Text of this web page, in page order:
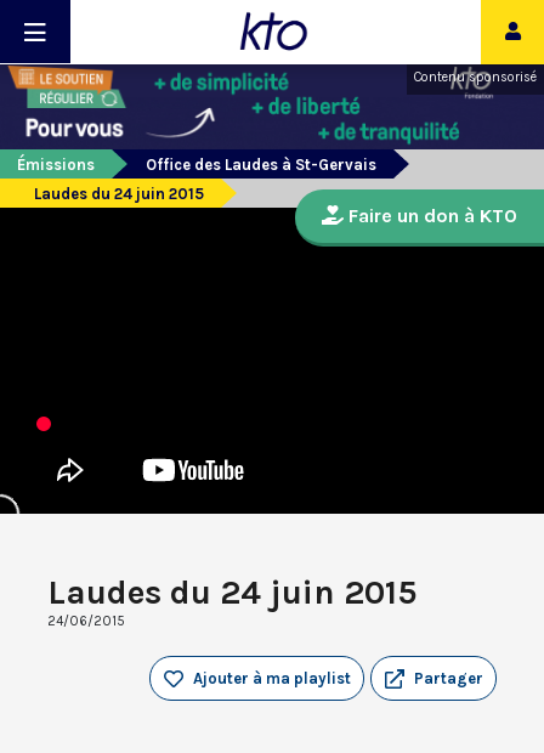
Contenu sponsorisé
Émissions
Office des Laudes à St-Gervais
Laudes du 24 juin 2015
Laudes du 24 juin 2015
24/06/2015
Partager
Ajouter à ma playlist
Faire un don à KTO